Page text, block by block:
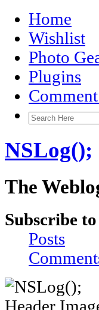
Home
Wishlist
Photo
Plugins
NSLog();
The
Subscribe to
Posts